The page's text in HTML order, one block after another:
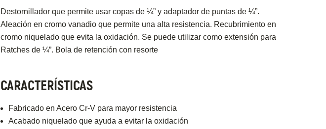
Destornillador que permite usar copas de ¼” y adaptador de puntas de ¼”.
Aleación en cromo vanadio que permite una alta resistencia. Recubrimiento en
cromo niquelado que evita la oxidación. Se puede utilizar como extensión para
Ratches de ¼”. Bola de retención con resorte
CARACTERÍSTICAS
Fabricado en Acero Cr-V para mayor resistencia
Acabado niquelado que ayuda a evitar la oxidación